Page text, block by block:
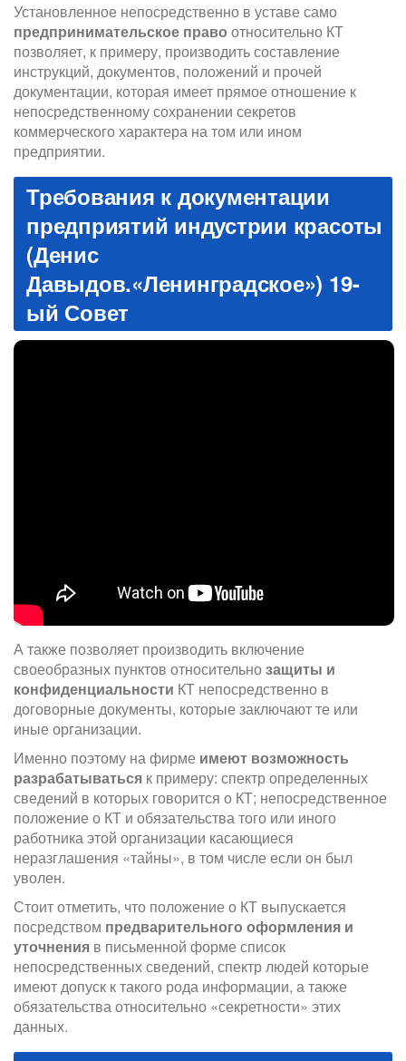
Установленное непосредственно в уставе само
предпринимательское право относительно КТ
позволяет, к примеру, производить составление
инструкций, документов, положений и прочей
документации, которая имеет прямое отношение к
непосредственному сохранении секретов
коммерческого характера на том или ином
предприятии.
Требования к документации
предприятий индустрии красоты
(Денис
Давыдов.«Ленинградское») 19-
ый Совет
А также позволяет производить включение
своеобразных пунктов относительнозащиты и
конфиденциальности КТ непосредственно в
договорные документы, которые заключают те или
иные организации.
Именно поэтому на фирме имеют возможность
разрабатываться к примеру: спектр определенных
сведений в которых говорится о КТ; непосредственное
положение о КТ и обязательства того или иного
работника этой организации касающиеся
неразглашения «тайны», в том числе если он был
уволен.
Стоит отметить, что положение о КТ выпускается
посредством предварительного оформления и
уточнения в письменной форме список
непосредственных сведений, спектр людей которые
имеют допуск к такого рода информации, а также
обязательства относительно «секретности» этих
данных.